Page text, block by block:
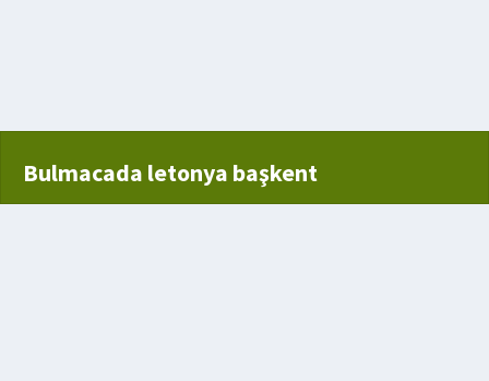
Bulmacada letonya başkent